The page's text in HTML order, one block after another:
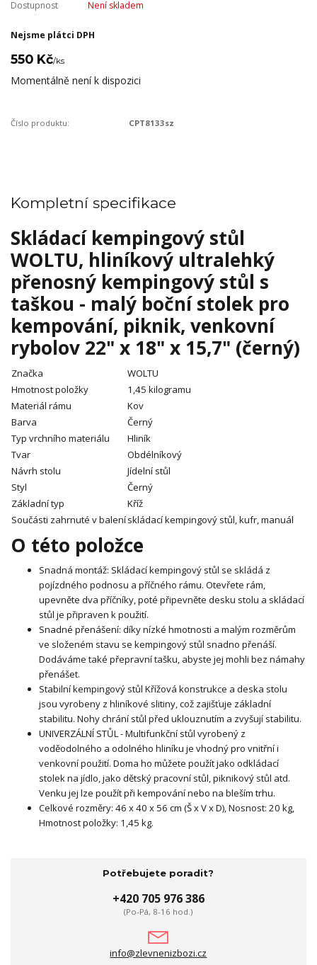
Dostupnost Není skladem
Nejsme plátci DPH
550 Kč/ks
Momentálně není k dispozici
Číslo produktu: CPT8133sz
Kompletní specifikace
Skládací kempingový stůl
WOLTU, hliníkový ultralehký
přenosný kempingový stůl s
taškou - malý boční stolek pro
kempování, piknik, venkovní
rybolov 22" x 18" x 15,7" (černý)
Značka
WOLTU
Hmotnost položky
1,45 kilogramu
Materiál rámu
Kov
Barva
Černý
Typ vrchního materiálu
Hliník
Tvar
Obdélníkový
Návrh stolu
Jídelní stůl
Styl
Černý
Základní typ
Kříž
Součásti zahrnuté v balenískládací kempingový stůl, kufr, manuál
O této položce
Snadná montáž: Skládací kempingový stůl se skládá z
pojízdného podnosu a příčného rámu. Otevřete rám,
upevněte dva příčníky, poté připevněte desku stolu a skládací
stůl je připraven k použití.
Snadné přenášení: díky nízké hmotnosti a malým rozměrům
ve složeném stavu se kempingový stůl snadno přenáší.
Dodáváme také přepravní tašku, abyste jej mohli bez námahy
přenášet.
Stabilní kempingový stůl Křížová konstrukce a deska stolu
jsou vyrobeny z hliníkové slitiny, což zajišťuje základní
stabilitu. Nohy chrání stůl před uklouznutím a zvyšují stabilitu.
UNIVERZÁLNÍ STŮL - Multifunkční stůl vyrobený z
voděodolného a odolného hliníku je vhodný pro vnitřní i
venkovní použití. Doma ho můžete použít jako odkládací
stolek na jídlo, jako dětský pracovní stůl, piknikový stůl atd.
Venku jej lze použít při kempování nebo na bleším trhu.
Celkové rozměry: 46 x 40 x 56 cm (Š x V x D), Nosnost: 20 kg,
Hmotnost položky: 1,45 kg.
Potřebujete poradit?
+420 705 976 386
(Po-Pá, 8-16 hod.)
info@zlevnenizbozi.cz